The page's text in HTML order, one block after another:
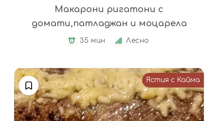
Макарони ригатони с
домати,патладжан и моцарела
35 мин Лесно
Ястия с Кайма